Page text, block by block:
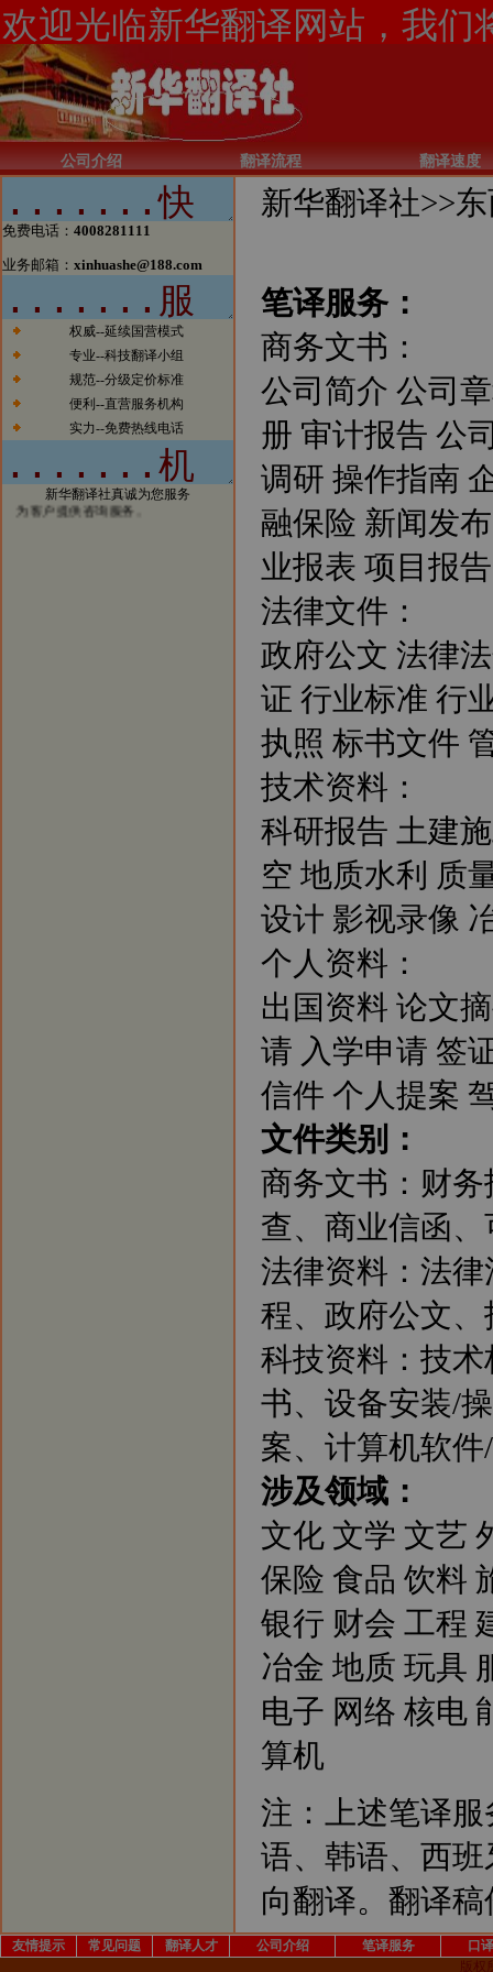
公司介绍 翻译流程 翻译速度
免费电话： 4008281111
业务邮箱： xinhuashe@188.com
权威--延续国营模式
专业--科技翻译小组
规范--分级定价标准
便利--直营服务机构
实力--免费热线电话
新华翻译社真诚为您服务
天，我们已经看到太多的传统行业
涉足电子商务而大获成功的案例。
我们希望在翻译行业，能够看到越
来越多的翻译公司借助电子商务一
步步发展壮大，在将来也能够出现
北京翻译行业中的电子商务应用的
领军企业。
新闻2：新华翻译社公司自成立以
来已经成功为全球五百强企业、跨
国公司、国内公司、国家部委、政
府机构、国际组织、外国驻华使馆
商务处、出版社、商业银行、投资
银行、律师事务所、会计师事务
所、外资机构等提供了大量优质、
高效的翻译服务，与他们保持着稳
定的业务联系，业绩突出。
新闻3：新华翻译社分设北京笔译
中心、南京口译中心、成都翻译基
地，实施翻译资源优势配置战略。
新闻4：北京翻译公司将进一步强
化后勤服务，支援南京、上海、广
州、深圳等地翻译公司树立权威正
规的翻译品牌。
新闻5：北京翻译公司和南京翻译
公司分别成立客户服务部门，专业
为客户提供咨询服务。
新华翻译社>>
笔译服务：
商务文书：
公司简介 公司
册 审计报告 公
调研 操作指南
融保险 新闻发
业报表 项目报
法律文件：
政府公文 法律
证 行业标准 行
执照 标书文件
技术资料：
科研报告 土建
空 地质水利 质
设计 影视录像
个人资料：
出国资料 论文
请 入学申请 签
信件 个人提案
文件类别：
商务文书：财
查、商业信函
法律资料：法
程、政府公文
科技资料：技
书、设备安装/
案、计算机软
涉及领域：
文化 文学 文艺
保险 食品 饮料
银行 财会 工程
冶金 地质 玩具
电子 网络 核电
算机
注：上述笔译
语、韩语、西
向翻译。翻译稿
友情提示 常见问题 翻译人才 公司介绍 笔译服务
口
版权